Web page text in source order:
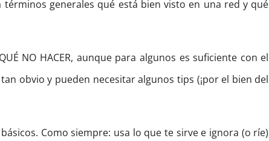
generales qué está bien visto en una red y qué
NO HACER, aunque para algunos es suficiente con el
obvio y pueden necesitar algunos tips (¡por el bien del
Como siempre: usa lo que te sirve e ignora (o ríe)